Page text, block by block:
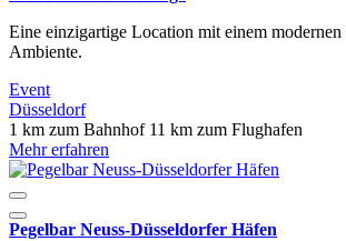
Eine einzigartige Location mit einem
Ambiente.
Event
Düsseldorf
1 km zum Bahnhof 11 km zum Flughafen
Mehr erfahren
Pegelbar Neuss-Düsseldorfer Häfen